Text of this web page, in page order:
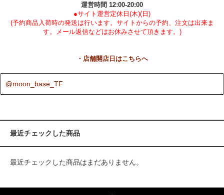
運営時間 12:00-20:00
●サイト運営定休日(木)(日)
(予約商品入荷時の発送は行います。サイトからの予約、注文は出来ま
す。メール返信などはお休みさせて頂きます。)
・店舗開店日はこちらへ
@moon_base_TF
最近チェックした商品
最近チェックした商品はまだありません。